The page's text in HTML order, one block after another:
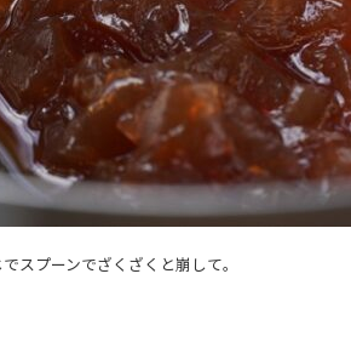
スプーンでざくざくと崩して。